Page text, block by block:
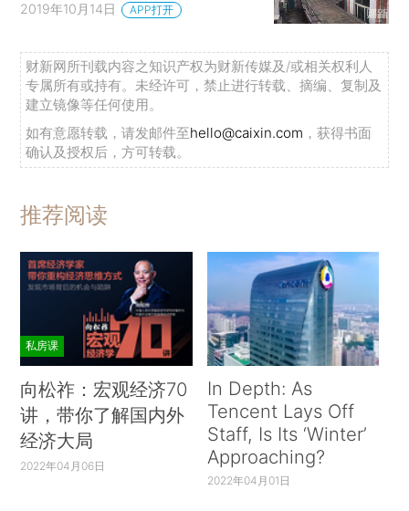
2019年10月14日 APP打开
财新网所刊载内容之知识产权为财新传媒及/或相关权利人
专属所有或持有。未经许可，禁止进行转载、摘编、复制及
建立镜像等任何使用。
如有意愿转载，请发邮件至hello@caixin.com ，获得书面
确认及授权后，方可转载。
推荐阅读
私房课
向松祚：宏观经济70
讲，带你了解国内外
经济大局
2022年04月06日
In Depth: As
Tencent Lays Off
Staff, Is Its ‘Winter’
Approaching?
2022年04月01日